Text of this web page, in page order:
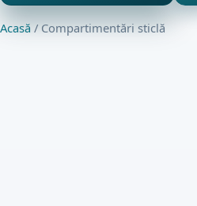
Acasă/ Compartimentări sticlă